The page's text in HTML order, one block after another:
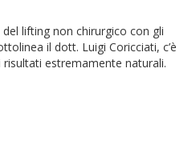
lifting non chirurgico con gli
il dott. Luigi Coricciati, c’è
estremamente naturali.